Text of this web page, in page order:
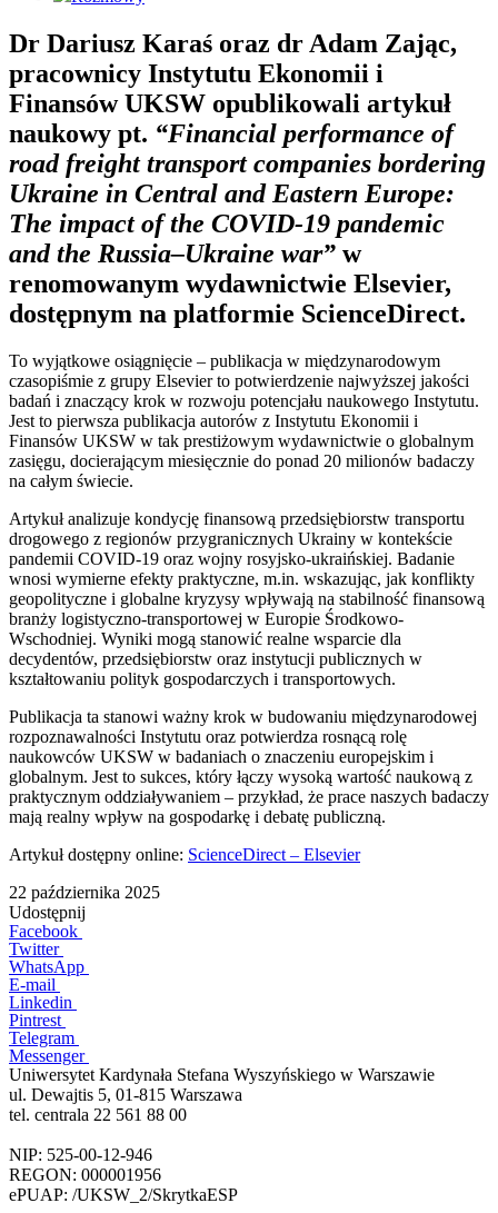
Dr Dariusz Karaś oraz dr Adam Zając,
pracownicy Instytutu Ekonomii i
Finansów UKSW opublikowali artykuł
naukowy pt. “Financial performance of
road freight transport companies bordering
Ukraine in Central and Eastern Europe:
The impact of the COVID-19 pandemic
and the Russia–Ukraine war” w
renomowanym wydawnictwie Elsevier,
dostępnym na platformie ScienceDirect.
To wyjątkowe osiągnięcie – publikacja w międzynarodowym
czasopiśmie z grupy Elsevier to potwierdzenie najwyższej jakości
badań i znaczący krok w rozwoju potencjału naukowego Instytutu.
Jest to pierwsza publikacja autorów z Instytutu Ekonomii i
Finansów UKSW w tak prestiżowym wydawnictwie o globalnym
zasięgu, docierającym miesięcznie do ponad 20 milionów badaczy
na całym świecie.
Artykuł analizuje kondycję finansową przedsiębiorstw transportu
drogowego z regionów przygranicznych Ukrainy w kontekście
pandemii COVID-19 oraz wojny rosyjsko-ukraińskiej. Badanie
wnosi wymierne efekty praktyczne, m.in. wskazując, jak konflikty
geopolityczne i globalne kryzysy wpływają na stabilność finansową
branży logistyczno-transportowej w Europie Środkowo-
Wschodniej. Wyniki mogą stanowić realne wsparcie dla
decydentów, przedsiębiorstw oraz instytucji publicznych w
kształtowaniu polityk gospodarczych i transportowych.
Publikacja ta stanowi ważny krok w budowaniu międzynarodowej
rozpoznawalności Instytutu oraz potwierdza rosnącą rolę
naukowców UKSW w badaniach o znaczeniu europejskim i
globalnym. Jest to sukces, który łączy wysoką wartość naukową z
praktycznym oddziaływaniem – przykład, że prace naszych badaczy
mają realny wpływ na gospodarkę i debatę publiczną.
Artykuł dostępny online: ScienceDirect – Elsevier
22 października 2025
Udostępnij
Facebook
Twitter
WhatsApp
E-mail
Linkedin
Pintrest
Telegram
Messenger
Uniwersytet Kardynała Stefana Wyszyńskiego w Warszawie
ul. Dewajtis 5, 01-815 Warszawa
tel. centrala 22 561 88 00
NIP: 525-00-12-946
REGON: 000001956
ePUAP: /UKSW_2/SkrytkaESP